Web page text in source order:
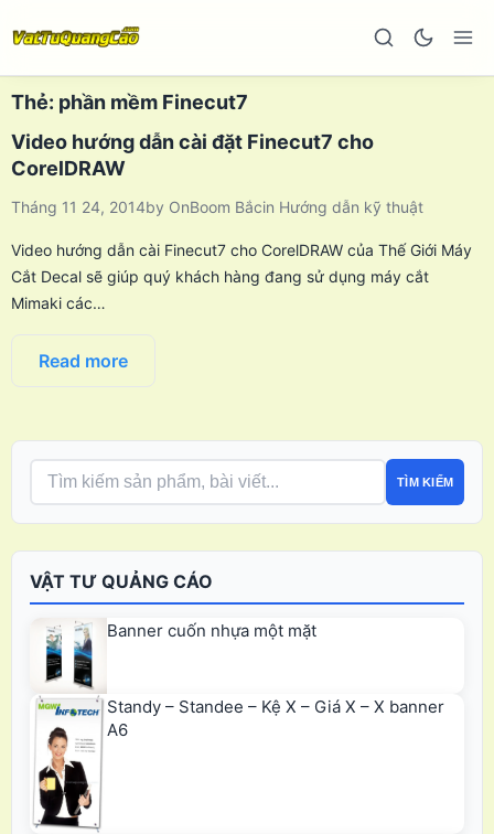
Thẻ: phần mềm Finecut7
Video hướng dẫn cài đặt Finecut7 cho
CorelDRAW
Tháng 11 24, 2014by OnBoom Bắcin Hướng dẫn kỹ thuật
Video hướng dẫn cài Finecut7 cho CorelDRAW của Thế Giới Máy
Cắt Decal sẽ giúp quý khách hàng đang sử dụng máy cắt
Mimaki các…
Read more
TÌM KIẾM
VẬT TƯ QUẢNG CÁO
Banner cuốn nhựa một mặt
Standy – Standee – Kệ X – Giá X – X banner
A6